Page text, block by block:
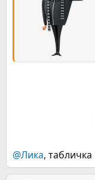
@Ликa, табличка